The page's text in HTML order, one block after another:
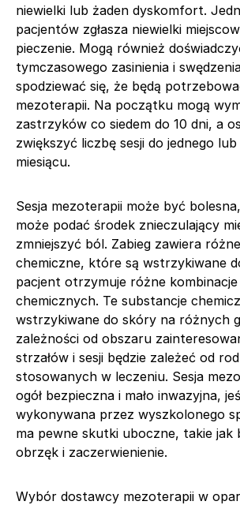
niewielki lub żaden dyskomfort.
pacjentów zgłasza niewielki
pieczenie. Mogą również
tymczasowego zasinienia i
spodziewać się, że będą
mezoterapii. Na początku mogą
zastrzyków co siedem do 10 dni, a
zwiększyć liczbę sesji do jednego
miesiącu.
Sesja mezoterapii może być
może podać środek znieczulający
zmniejszyć ból. Zabieg zawiera
chemiczne, które są wstrzykiwane
pacjent otrzymuje różne
chemicznych. Te substancje
wstrzykiwane do skóry na różnych
zależności od obszaru
strzałów i sesji będzie zależeć od
stosowanych w leczeniu. Sesja
ogół bezpieczna i mało inwazyjna,
wykonywana przez wyszkolonego
ma pewne skutki uboczne, takie jak
obrzęk i zaczerwienienie.
Wybór dostawcy mezoterapii w